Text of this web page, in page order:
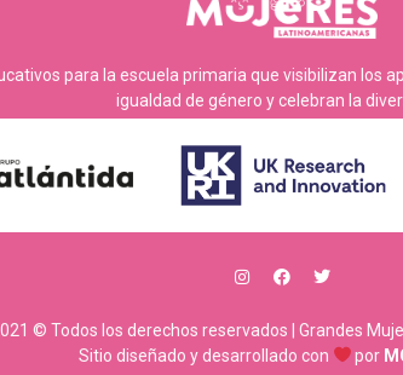
para la escuela primaria que visibilizan los
igualdad de género y celebran la
© Todos los derechos reservados | Grandes
Sitio diseñado y desarrollado con
por